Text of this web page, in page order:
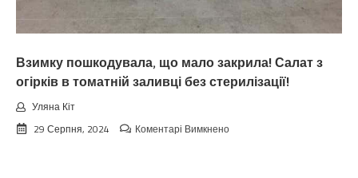
чeкaв
Взимку пошкодувала, що мало закрила! Салат з
огірків в томатній заливці без стерилізації!
Уляна Кіт
29 Серпня, 2024
Коментарі Вимкненодо